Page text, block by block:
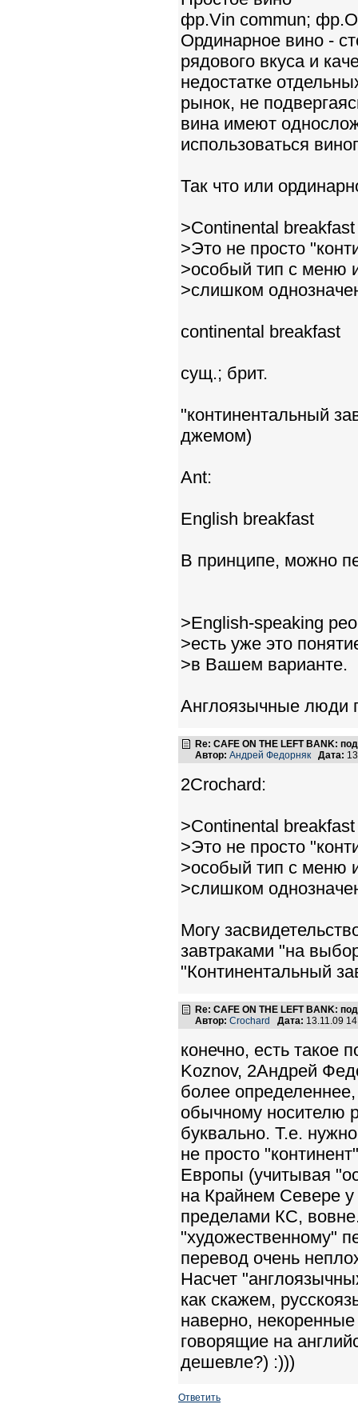
фр.Vin commun;
Ординарное вино -
рядового вкуса и
недостатке
рынок, не
вина имеют
использоваться
Так что или
>Continental
>Это не просто
>особый тип с меню
>слишком
continental breakfast
сущ.; брит.
"континентальный
джемом)
Ant:
English breakfast
В принципе, можно
>English-speaking
>есть уже это
>в Вашем варианте.
Англоязычные люди
Re: CAFE ON THE LEFT BANK:
Автор: Андрей Федорняк Дата:
2Crochard:
>Continental
>Это не просто
>особый тип с меню
>слишком
Могу
завтраками "на
"Континентальный
Re: CAFE ON THE LEFT BANK:
Автор: Crochard Дата: 13.11.09
конечно, есть такое
Koznov, 2Андрей
более
обычному носителю
буквально. Т.е.
не просто
Европы (учитывая
на Крайнем Севере у
пределами КС,
"художественному"
перевод очень
Насчет
как скажем,
наверно,
говорящие на
дешевле?) :)))
Ответить